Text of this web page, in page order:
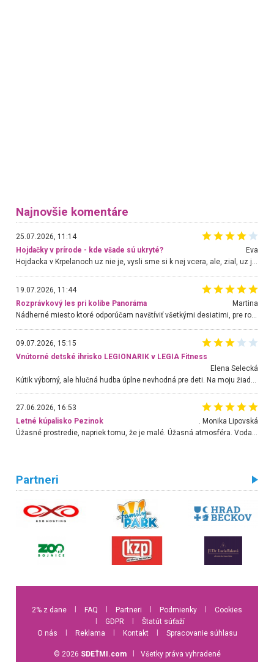
Najnovšie komentáre
25.07.2026, 11:14
Hojdačky v prírode - kde všade sú ukryté?
Eva
Hojdacka v Krpelanoch uz nie je, vysli sme si k nej vcera, ale, zial, uz je znicena. Ak sem planujete cestu len kvoli hojdacke, mozete si ju usetrit. Krasny vyhlad je tu vsak aj bez hojdacky :-)
19.07.2026, 11:44
Rozprávkový les pri kolibe Panoráma
Martina
Nádherné miesto ktoré odporúčam navštíviť všetkými desiatimi, pre rodiny s deťmi, dôchodcom... Proste a jednoducho ozaj rozprávkový les.. určite ešte prídeme. Odniesli sme si na pamiatku krásne tričká,
09.07.2026, 15:15
Vnútorné detské ihrisko LEGIONARIK v LEGIA Fitness
Elena Selecká
27.06.2026, 16:53
Letné kúpalisko Pezinok
. Monika Lipovská
Úžasné prostredie, napriek tomu, že je malé. Úžasná atmosféra. Voda fantastická a nádherná. Ľudí je pomerne veľa, ale su mili a ohľaduplní. Je veľmi zaujímavé sledovať, ako dokážu spolu športovať cudzí ľudia a bez ohľadu na vek. Vládne tu pohoda. Vnuka neviem dostať z vody. Ďakujem za krásny deň . Urcite sa sem vrátim. Jediný problém je s parkovaním, ale aj ten sa mi podarilo vyriešiť. Monika Bratislava
Partneri
2% z dane FAQ Partneri Podmienky
Cookies
GDPR
Štatút súťaží
O nás
Reklama Kontakt Spracovanie súhlasu
© 2026 SDEŤMI.com
Všetky práva vyhradené